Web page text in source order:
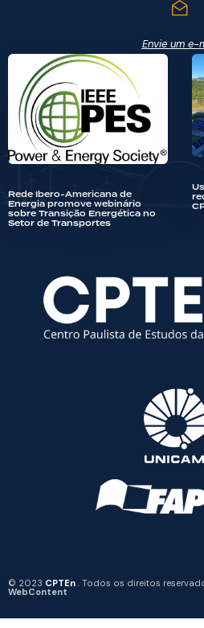
Envie um e-
Rede Ibero-Americana de
Energia promove webinário
sobre Transição Energética no
Setor de Transportes
© 2023 CPTEn . Todos os direitos
WebContent